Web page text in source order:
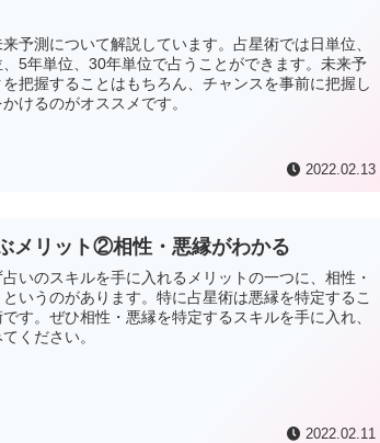
予測について解説しています。占星術では日単位、
、5年単位、30年単位で占うことができます。未来予
把握することはもちろん、チャンスを事前に把握し
けるのがオススメです。
2022.02.13
メリット②相性・悪縁がわかる
いのスキルを手に入れるメリットの一つに、相性・
いうのがあります。特に占星術は悪縁を特定するこ
す。ぜひ相性・悪縁を特定するスキルを手に入れ、
ください。
2022.02.11